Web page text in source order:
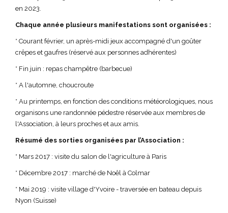
en 2023.
Chaque année plusieurs manifestations sont organisées :
* Courant février, un après-midi jeux accompagné d'un goûter
crêpes et gaufres (réservé aux personnes adhérentes)
* Fin juin : repas champêtre (barbecue)
* A l'automne, choucroute
* Au printemps, en fonction des conditions météorologiques, nous
organisons une randonnée pédestre réservée aux membres de
l'Association, à leurs proches et aux amis.
Résumé des sorties organisées par l’Association :
* Mars 2017 : visite du salon de l'agriculture à Paris
* Décembre 2017 : marché de Noêl à Colmar
* Mai 2019 : visite village d'Yvoire - traversée en bateau depuis
Nyon (Suisse)